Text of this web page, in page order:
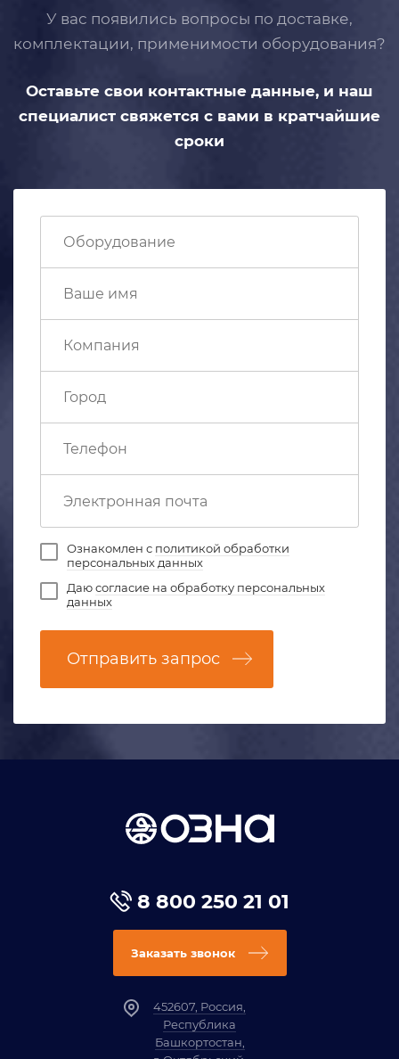
У вас появились вопросы по доставке,
комплектации, применимости оборудования?
Оставьте свои контактные данные, и наш
специалист свяжется с вами в кратчайшие
сроки
Ознакомлен с политикой обработки
персональных данных
Даюсогласие на обработку персональных
данных
Отправить запрос
8 800 250 21 01
Заказать звонок
452607, Россия,
Республика
Башкортостан,